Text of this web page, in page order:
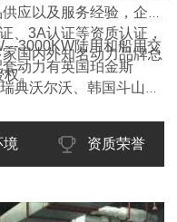
应以及服务经验，企业
、3A认证等资质认证，
国内外知名动力品牌总
权。
3000KW陆用和船用交
动力有英国珀金斯
典沃尔沃、韩国斗山
化型、全自动远程监控
各种型式的柴油发电机
、酒店、房产、野外作
境 资质荣誉